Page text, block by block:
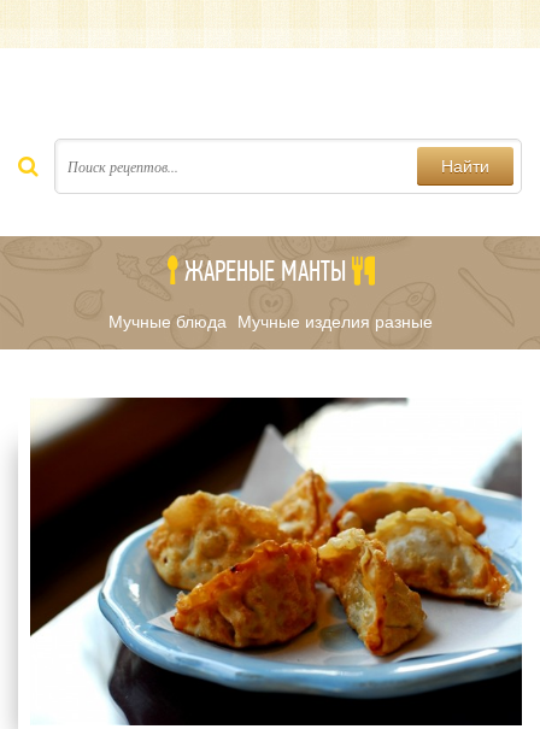
Найти
ЖАРЕНЫЕ МАНТЫ
Мучные блюда/ Мучные изделия разные